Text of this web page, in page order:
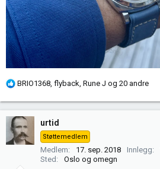
R
k
s
j
BRIO1368 flyback Rune J og 20 andre
urtid
Støttemedlem
Medlem 17. sep. 2018 Innlegg
Sted
Oslo og omegn